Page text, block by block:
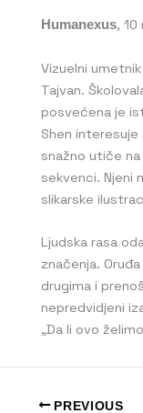
Humanexus,
Vizuelni
Tajvan.
posvećena je
Shen
snažno utiče
sekvenci. Njeni
slikarske
Ljudska rasa
značenja.
drugima i
nepredvidjeni
„Da li ovo
PREVIOUS